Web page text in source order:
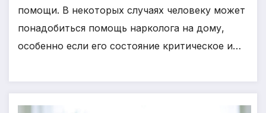
помощи. В некоторых случаях человеку может
понадобиться помощь нарколога на дому,
особенно если его состояние критическое и…